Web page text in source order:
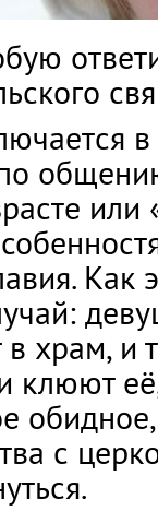
в
или
в храм, и
клюют
с